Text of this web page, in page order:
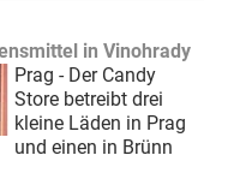
in Vinohrady
Prag - Der Candy
Store betreibt drei
kleine Läden in Prag
und einen in Brünn